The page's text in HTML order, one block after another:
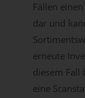
Fällen
dar und
erneute
diesem Fall
eine